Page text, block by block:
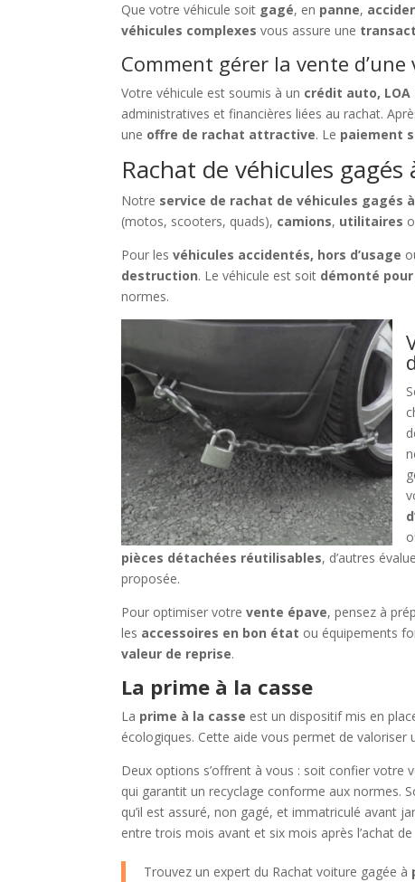
Que votre véhicule soit gagé, en panne,
véhicules complexes vous assure une
Comment gérer la vente
Votre véhicule est soumis à un crédit auto, LOA
administratives et financières liées au rachat.
une offre de rachat attractive. Le paiement
Rachat de véhicules
Notre service de rachat de véhicules gagés
(motos, scooters, quads), camions, utilitaires
Pour lesvéhicules accidentés, hors d’usage
destruction. Le véhicule est soit démonté
normes.
pièces détachées réutilisables, d’autres
proposée.
Pour optimiser votrevente épave, pensez à
les accessoires en bon état ou équipements
valeur de reprise.
La prime à la casse
La prime à la casse est un dispositif mis en
écologiques. Cette aide vous permet de valoriser
Deux options s’offrent à vous : soit confier votre
qui garantit un recyclage conforme aux normes.
qu’il est assuré, non gagé, et immatriculé avant
entre trois mois avant et six mois après l’achat
Trouvez un expert du Rachat voiture gagée à